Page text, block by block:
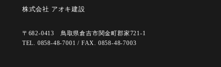
株式会社 アオキ建設
〒682-0413 鳥取県倉吉市関金町郡家721-1
TEL. 0858-48-7001 / FAX. 0858-48-7003